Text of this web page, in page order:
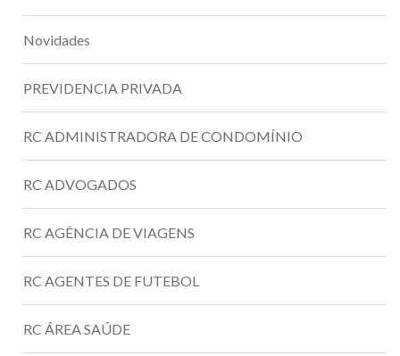
Novidades
PREVIDENCIA PRIVADA
RC ADMINISTRADORA DE CONDOMÍNIO
RC ADVOGADOS
RC AGÊNCIA DE VIAGENS
RC AGENTES DE FUTEBOL
RC ÁREA SAÚDE